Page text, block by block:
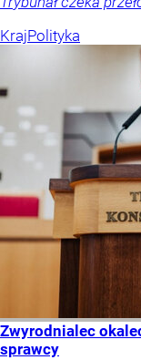
KrajPolityka
Zwyrodnialec
sprawcy